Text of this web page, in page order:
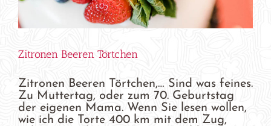
Zitronen Beeren Törtchen
Zitronen Beeren Törtchen,… Sind was feines.
Zu Muttertag, oder zum 70. Geburtstag
der eigenen Mama. Wenn Sie lesen wollen,
wie ich die Torte 400 km mit dem Zug,